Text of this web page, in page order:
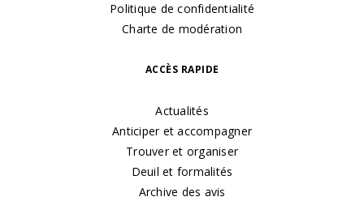
Politique de confidentialité
Charte de modération
ACCÈS RAPIDE
Actualités
Anticiper et accompagner
Trouver et organiser
Deuil et formalités
Archive des avis